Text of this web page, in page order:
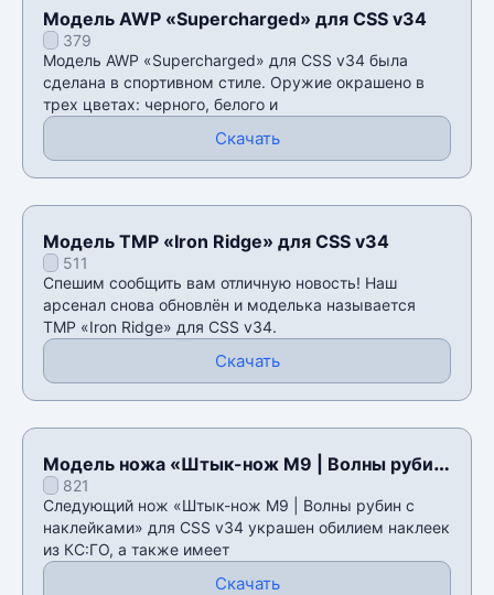
Модель AWP «Supercharged» для CSS v34
379
Модель AWP «Supercharged» для CSS v34 была
сделана в спортивном стиле. Оружие окрашено в
трех цветах: черного, белого и
Скачать
Модель TMP «Iron Ridge» для CSS v34
511
Спешим сообщить вам отличную новость! Наш
арсенал снова обновлён и моделька называется
TMP «Iron Ridge» для CSS v34.
Скачать
Модель ножа «Штык-нож M9 | Волны рубин
с наклейками» для CSS v34
821
Следующий нож «Штык-нож M9 | Волны рубин с
наклейками» для CSS v34 украшен обилием наклеек
из КС:ГО, а также имеет
Скачать